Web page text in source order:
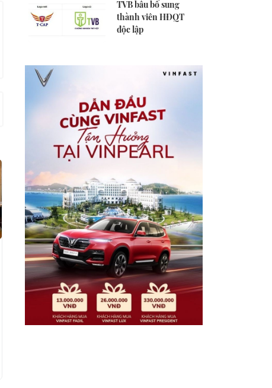
TVB bầu bổ sung
thành viên HĐQT
độc lập